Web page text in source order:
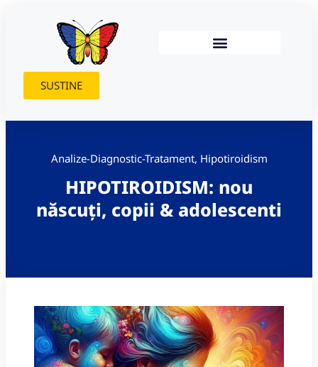
SUSTINE
Analize-Diagnostic-Tratament, Hipotiroidism
HIPOTIROIDISM: nou
născuți, copii & adolescenti